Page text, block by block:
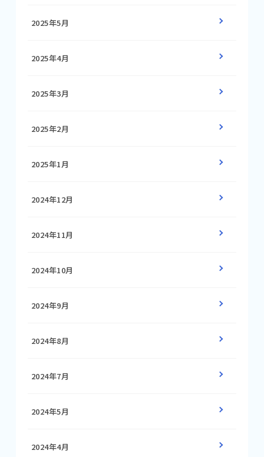
2025年5月
2025年4月
2025年3月
2025年2月
2025年1月
2024年12月
2024年11月
2024年10月
2024年9月
2024年8月
2024年7月
2024年5月
2024年4月